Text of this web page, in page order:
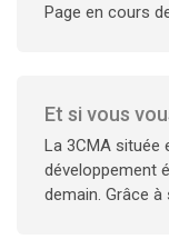
Page en cours
Et si vous
La 3CMA située
développement
demain. Grâce à